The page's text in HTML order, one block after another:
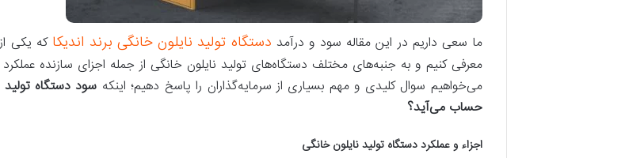
ما سعی داریم در این مقاله سود و درآمد دستگاه تولید نایلون خانگی برند اندیکا که یکی
معرفی کنیم و به جنبه‌های مختلف دستگاه‌های تولید نایلون خانگی از جمله اجزای سازنده عملکرد
می‌خواهیم سوال کلیدی و مهم بسیاری از سرمایه‌گذاران را پاسخ دهیم؛ اینکه سود دستگاه
حساب می‌‌آید؟
اجزاء و عملکرد دستگاه تولید نایلون خانگی